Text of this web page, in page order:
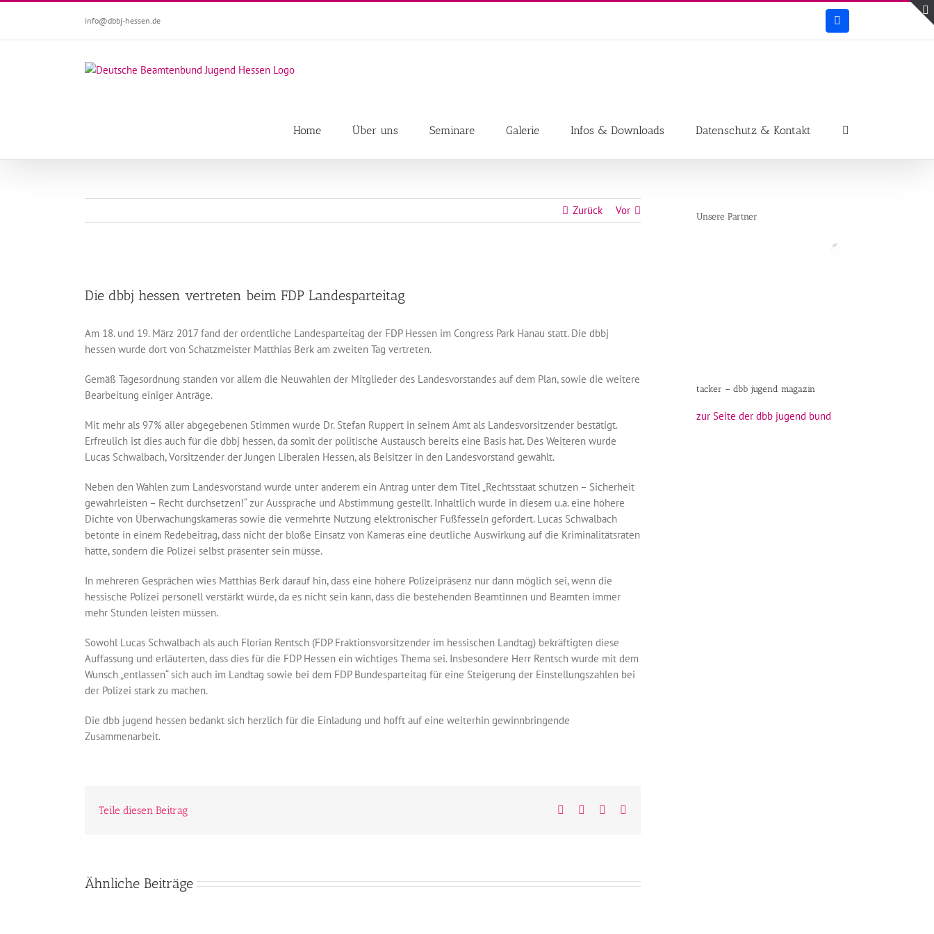
springen
info@dbbj-hessen.de Facebook
Home Über uns Seminare Galerie Infos & Downloads Datenschutz & Kontakt
Zurück Vor
grösseres
Bild
Die dbbj hessen vertreten beim FDP Landesparteitag
Am 18. und 19. März 2017 fand der ordentliche Landesparteitag der FDP Hessen im Congress Park Hanau statt. Die dbbj
hessen wurde dort von Schatzmeister Matthias Berk am zweiten Tag vertreten.
Gemäß Tagesordnung standen vor allem die Neuwahlen der Mitglieder des Landesvorstandes auf dem Plan, sowie die weitere
Bearbeitung einiger Anträge.
Mit mehr als 97% aller abgegebenen Stimmen wurde Dr. Stefan Ruppert in seinem Amt als Landesvorsitzender bestätigt.
Erfreulich ist dies auch für die dbbj hessen, da somit der politische Austausch bereits eine Basis hat. Des Weiteren wurde
Lucas Schwalbach, Vorsitzender der Jungen Liberalen Hessen, als Beisitzer in den Landesvorstand gewählt.
Neben den Wahlen zum Landesvorstand wurde unter anderem ein Antrag unter dem Titel „Rechtsstaat schützen – Sicherheit
gewährleisten – Recht durchsetzen!“ zur Aussprache und Abstimmung gestellt. Inhaltlich wurde in diesem u.a. eine höhere
Dichte von Überwachungskameras sowie die vermehrte Nutzung elektronischer Fußfesseln gefordert. Lucas Schwalbach
betonte in einem Redebeitrag, dass nicht der bloße Einsatz von Kameras eine deutliche Auswirkung auf die Kriminalitätsraten
hätte, sondern die Polizei selbst präsenter sein müsse.
In mehreren Gesprächen wies Matthias Berk darauf hin, dass eine höhere Polizeipräsenz nur dann möglich sei, wenn die
hessische Polizei personell verstärkt würde, da es nicht sein kann, dass die bestehenden Beamtinnen und Beamten immer
mehr Stunden leisten müssen.
Sowohl Lucas Schwalbach als auch Florian Rentsch (FDP Fraktionsvorsitzender im hessischen Landtag) bekräftigten diese
Auffassung und erläuterten, dass dies für die FDP Hessen ein wichtiges Thema sei. Insbesondere Herr Rentsch wurde mit dem
Wunsch „entlassen“ sich auch im Landtag sowie bei dem FDP Bundesparteitag für eine Steigerung der Einstellungszahlen bei
der Polizei stark zu machen.
Die dbb jugend hessen bedankt sich herzlich für die Einladung und hofft auf eine weiterhin gewinnbringende
Zusammenarbeit.
Teile diesen Beitrag Facebook
TwitterWhatsApp
Ähnliche Beiträge
Unsere Partner
tacker – dbb jugend magazin
zur Seite der dbb jugend bund